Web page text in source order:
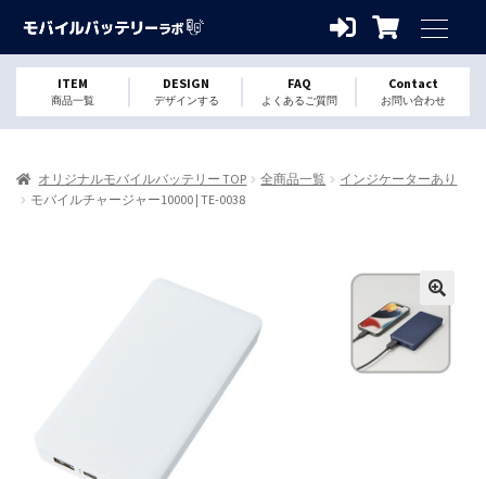
ITEM
商品一覧
DESIGN
デザインする
FAQ
よくあるご質問
Contact
お問い合わせ
オリジナルモバイルバッテリー TOP 全商品一覧
インジケーターあり
モバイルチャージャー10000 | TE-0038
🔍